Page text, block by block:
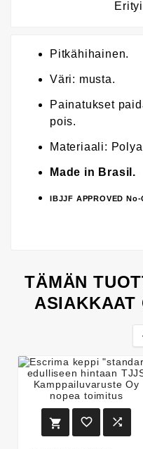
Pitkähihainen.
Väri: musta.
Painatukset
pois.
Materiaali:
Made in Brasil.
IBJJF APPROVED No-
TÄMÄN
ASIAKKAAT
  